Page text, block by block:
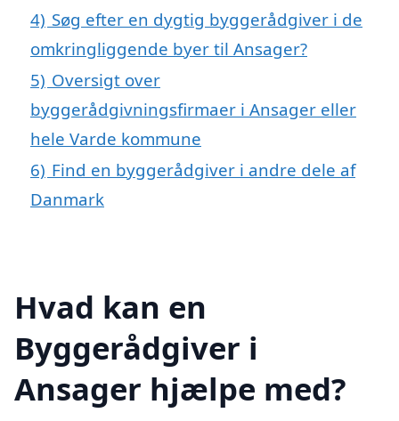
4) Søg efter en dygtig byggerådgiver i de
omkringliggende byer til Ansager?
5) Oversigt over
byggerådgivningsfirmaer i Ansager eller
hele Varde kommune
6) Find en byggerådgiver i andre dele af
Danmark
Hvad kan en
Byggerådgiver i
Ansager hjælpe med?